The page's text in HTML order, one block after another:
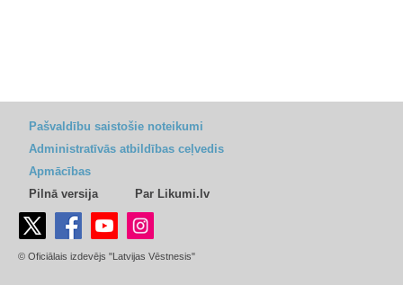
Pašvaldību saistošie noteikumi
Administratīvās atbildības ceļvedis
Apmācības
Pilnā versija
Par Likumi.lv
© Oficiālais izdevējs "Latvijas Vēstnesis"